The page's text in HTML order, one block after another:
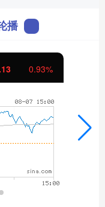
播
0.93%